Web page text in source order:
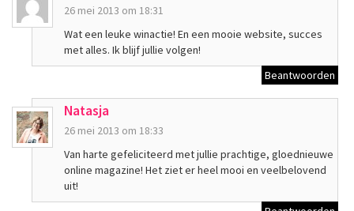
26 mei 2013 om 18:31
Wat een leuke winactie! En een mooie website, succes
met alles. Ik blijf jullie volgen!
Beantwoorden
Natasja
26 mei 2013 om 18:33
Van harte gefeliciteerd met jullie prachtige, gloednieuwe
online magazine! Het ziet er heel mooi en veelbelovend
uit!